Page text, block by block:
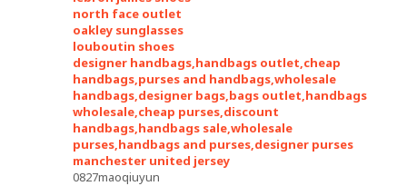
north face outlet
oakley sunglasses
louboutin shoes
designer handbags,handbags outlet,cheap
handbags,purses and handbags,wholesale
handbags,designer bags,bags outlet,handbags
wholesale,cheap purses,discount
handbags,handbags sale,wholesale
purses,handbags and purses,designer purses
manchester united jersey
0827maoqiuyun